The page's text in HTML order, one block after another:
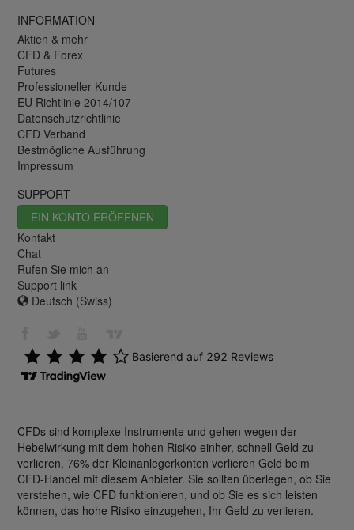
INFORMATION
Aktien & mehr
CFD & Forex
Futures
Professioneller Kunde
EU Richtlinie 2014/107
Datenschutzrichtlinie
CFD Verband
Bestmögliche Ausführung
Impressum
SUPPORT
EIN KONTO ERÖFFNEN
Kontakt
Chat
Rufen Sie mich an
Support link
Deutsch (Swiss)
CFDs sind komplexe Instrumente und gehen wegen der
Hebelwirkung mit dem hohen Risiko einher, schnell Geld zu
verlieren. 76% der Kleinanlegerkonten verlieren Geld beim
CFD-Handel mit diesem Anbieter. Sie sollten überlegen, ob Sie
verstehen, wie CFD funktionieren, und ob Sie es sich leisten
können, das hohe Risiko einzugehen, Ihr Geld zu verlieren.